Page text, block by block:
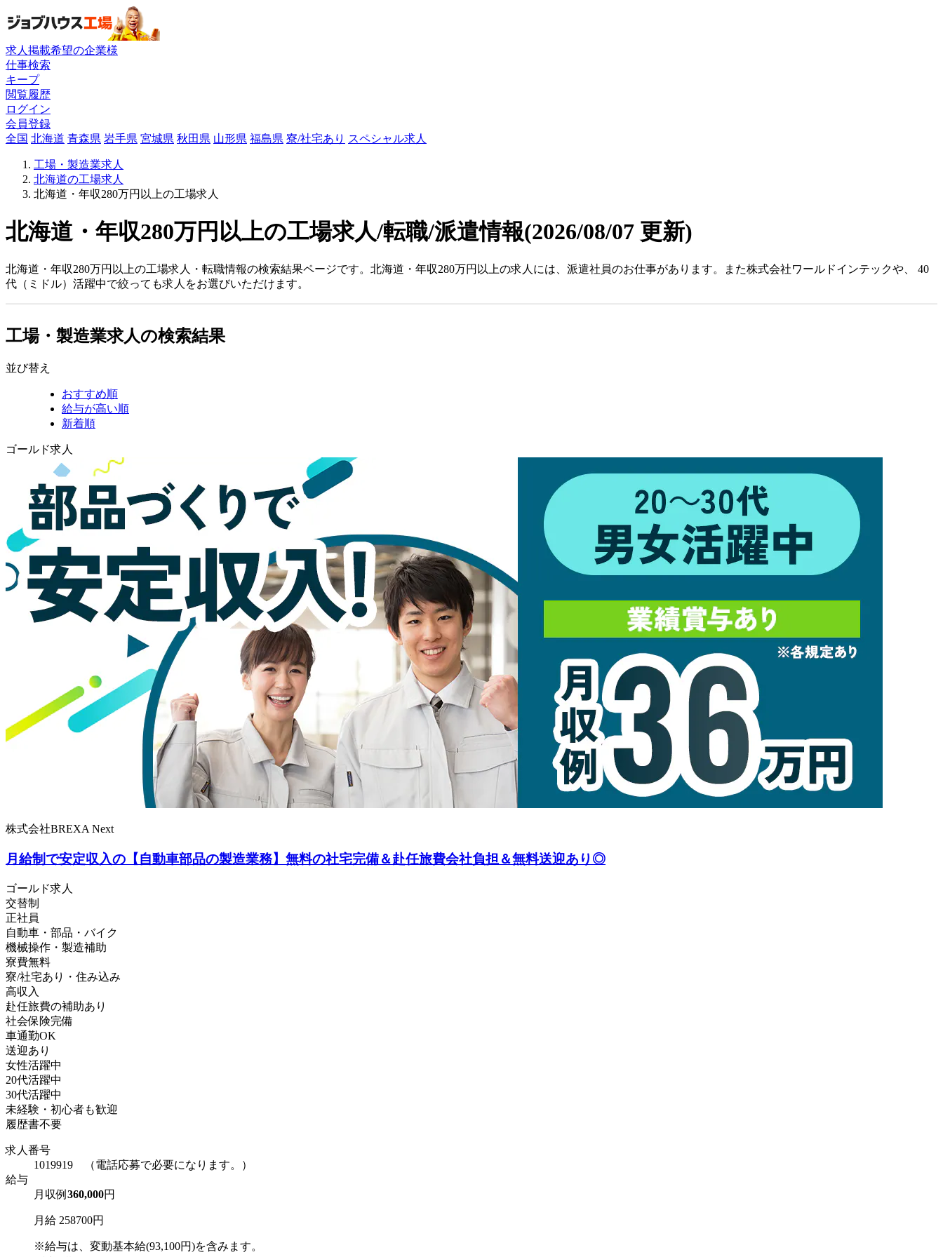
求人掲載希望の企業様
仕事検索
キープ
閲覧履歴
ログイン
会員登録
全国 北海道 青森県 岩手県 宮城県 秋田県 山形県 福島県 寮/社宅あり スペシャル求人
工場・製造業求人
北海道の工場求人
北海道・年収280万円以上の工場求人
北海道・年収280万円以上の工場求人/転職/派遣情報(2026/08/07 更新)
北海道・年収280万円以上の工場求人・転職情報の検索結果ページです。北海道・年収280万円以上の求人には、派遣社員のお仕事があります。また株式会社ワールドインテックや、 40
代（ミドル）活躍中で絞っても求人をお選びいただけます。
工場・製造業求人の検索結果
並び替え
おすすめ順
給与が高い順
新着順
ゴールド求人
株式会社BREXA Next
月給制で安定収入の【自動車部品の製造業務】無料の社宅完備＆赴任旅費会社負担＆無料送迎あり◎
ゴールド求人
交替制
正社員
自動車・部品・バイク
機械操作・製造補助
寮費無料
寮/社宅あり・住み込み
高収入
赴任旅費の補助あり
社会保険完備
車通勤OK
送迎あり
女性活躍中
20代活躍中
30代活躍中
未経験・初心者も歓迎
履歴書不要
求人番号
1019919 （電話応募で必要になります。）
給与
月収例 360,000円
月給 258700円
※給与は、変動基本給(93,100円)を含みます。